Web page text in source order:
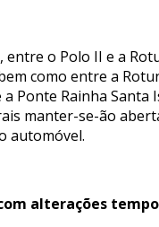
entre o Polo II e a
como entre a
Ponte Rainha Santa
manter-se-ão
automóvel.
alterações